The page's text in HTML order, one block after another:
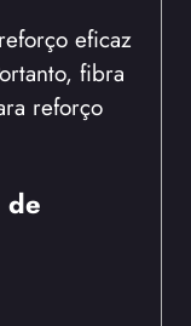
eficaz
fibra
reforço
de